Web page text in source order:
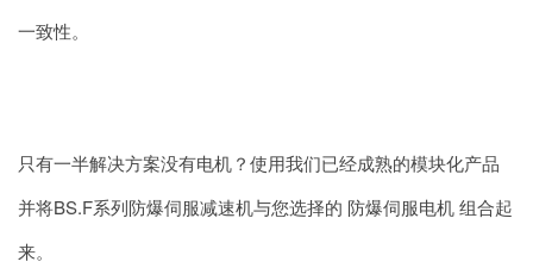
一致性。
只有一半解决方案没有电机？使用我们已经成熟的模块化产品
并将BS.F系列防爆伺服减速机与您选择的 防爆伺服电机 组合起
来。